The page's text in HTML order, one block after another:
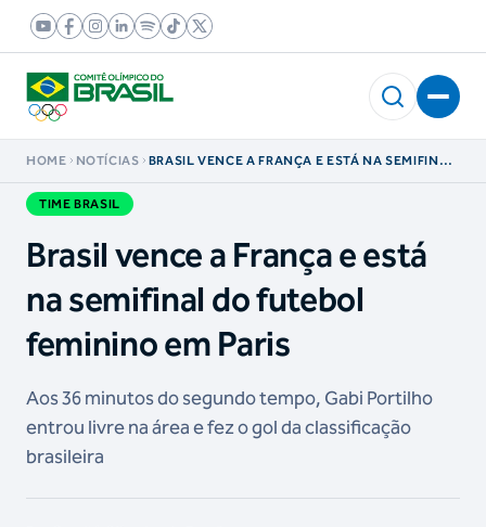
HOME NOTÍCIAS
BRASIL VENCE A FRANÇA E ESTÁ NA SEMIFINAL
TIME BRASIL
Brasil vence a França e está
na semifinal do futebol
feminino em Paris
Aos 36 minutos do segundo tempo, Gabi Portilho
entrou livre na área e fez o gol da classificação
brasileira